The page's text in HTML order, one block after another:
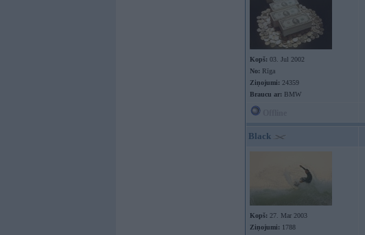
Kopš: 03. Jul 2002
No: Rīga
Ziņojumi: 24359
Braucu ar: BMW
Black
Kopš: 27. Mar 2003
Ziņojumi: 1788